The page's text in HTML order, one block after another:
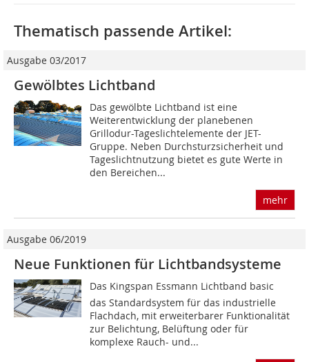
Thematisch passende Artikel:
Ausgabe 03/2017
Gewölbtes Lichtband
Das gewölbte Lichtband ist eine
Weiterentwicklung der planebenen
Grillodur-Tageslichtelemente der JET-
Gruppe. Neben Durchsturzsicherheit und
Tageslichtnutzung bietet es gute Werte in
den Bereichen...
mehr
Ausgabe 06/2019
Neue Funktionen für Lichtbandsysteme
Das Kingspan Essmann Lichtband basic 
das Standardsystem für das industrielle
Flachdach, mit erweiterbarer Funktionalität
zur Belichtung, Belüftung oder für
komplexe Rauch- und...